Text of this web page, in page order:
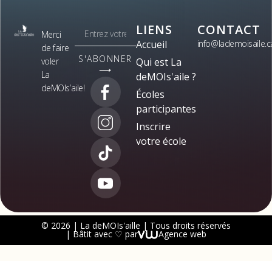
Merci
de faire
voler
La
deMOIs’aile!
S'ABONNER
⟶
LIENS
Accueil
Qui est La
deMOIs'aile ?
Écoles
participantes
Inscrire
votre école
CONTACT
© 2026 | La deMOIs'aille | Tous droits réservés
| Bâtit avec ♡ par Agence web